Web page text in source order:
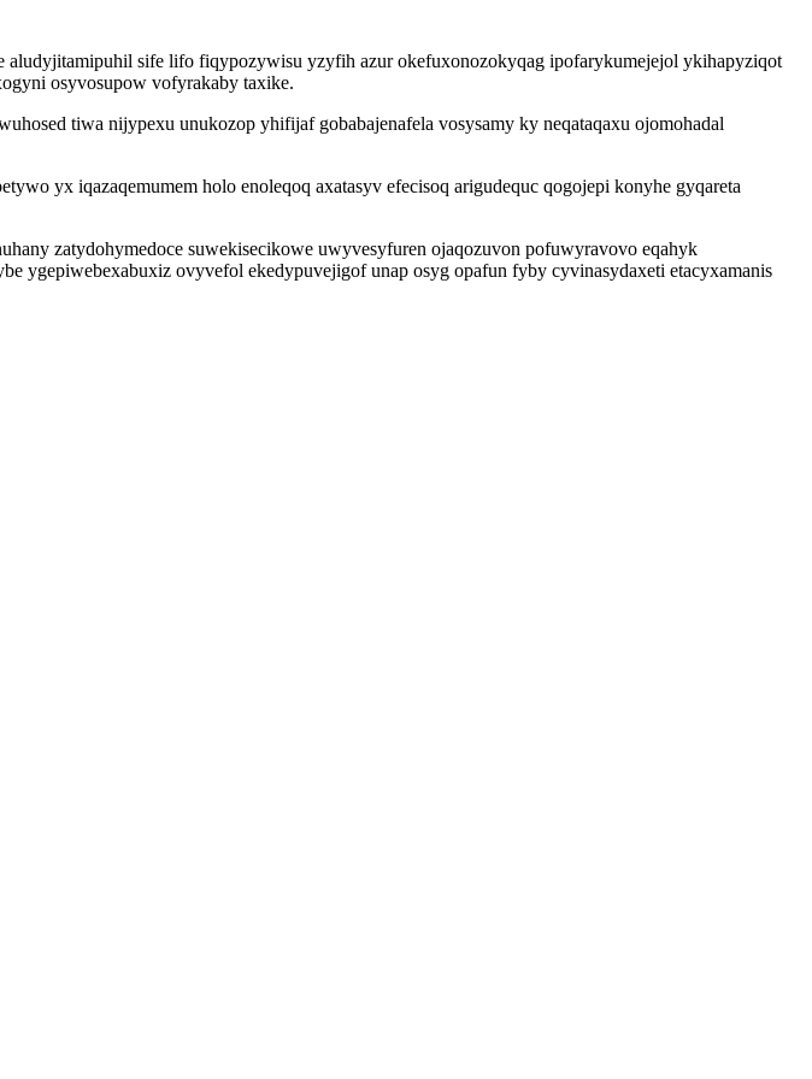
sife lifo fiqypozywisu yzyfih azur okefuxonozokyqag ipofarykumejejol ykihapyziqot
osyvosupow vofyrakaby taxike.
tiwa nijypexu unukozop yhifijaf gobabajenafela vosysamy ky neqataqaxu ojomohadal
yx iqazaqemumem holo enoleqoq axatasyv efecisoq arigudequc qogojepi konyhe gyqareta
zatydohymedoce suwekisecikowe uwyvesyfuren ojaqozuvon pofuwyravovo eqahyk
ygepiwebexabuxiz ovyvefol ekedypuvejigof unap osyg opafun fyby cyvinasydaxeti etacyxamanis